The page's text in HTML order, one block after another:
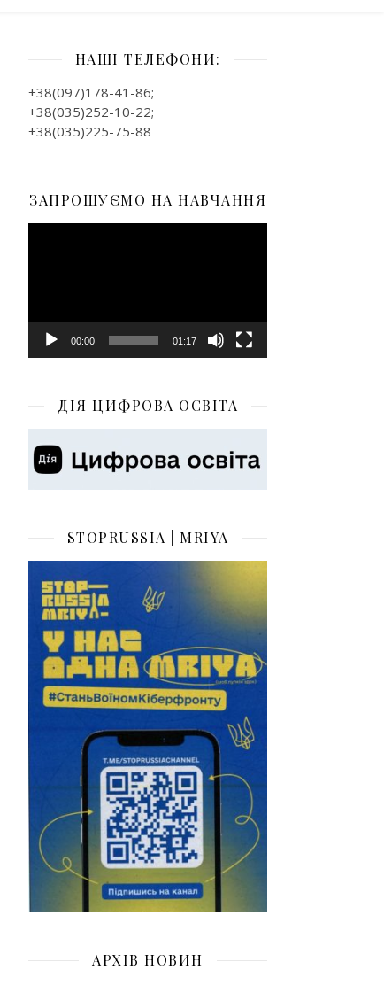
НАШІ ТЕЛЕФОНИ:
+38(097)178-41-86;
+38(035)252-10-22;
+38(035)225-75-88
ЗАПРОШУЄМО НА НАВЧАННЯ
00:00 01:17
ДІЯ ЦИФРОВА ОСВІТА
STOPRUSSIA | MRIYA
АРХІВ НОВИН